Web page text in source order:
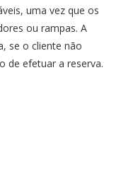
uma vez que os
ou rampas. A
se o cliente não
de efetuar a reserva.